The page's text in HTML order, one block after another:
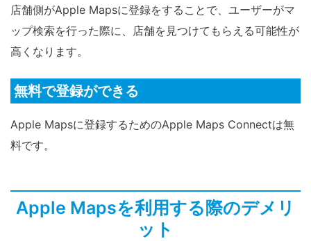
店舗側がApple Mapsに登録をすることで、ユーザーがマ
ップ検索を行った際に、店舗を見つけてもらえる可能性が
高くなります。
無料で登録ができる
Apple Mapsに登録するためのApple Maps Connectは無
料です。
Apple Mapsを利用する際のデメリ
ット